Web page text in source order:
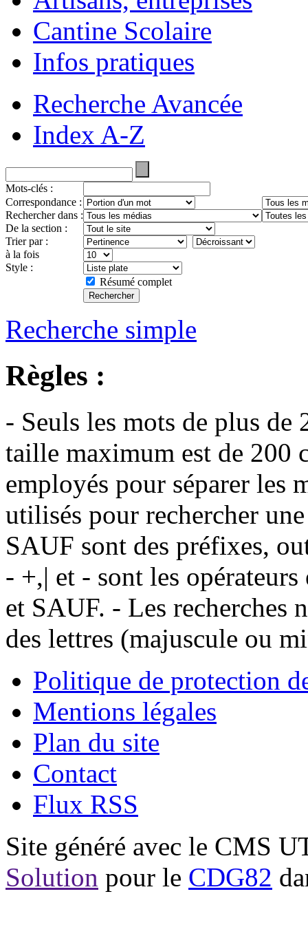
Cantine Scolaire
Infos pratiques
Recherche Avancée
Index A-Z
Mots-clés :
Correspondance :
Rechercher dans :
De la section :
Trier par :
à la fois
Style :
Résumé complet
Recherche simple
Règles :
- Seuls les mots de plus de
taille maximum est de 200
employés pour séparer les
utilisés pour rechercher
SAUF sont des préfixes,
- +,| et - sont les
et SAUF. - Les recherches
des lettres (majuscule ou
Politique de protection
Mentions légales
Plan du site
Contact
Flux RSS
Site généré avec le CMS
Solution pour le CDG82